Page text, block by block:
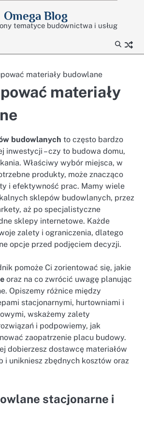
Omega Blog
tematyce budownictwa i usług
materiały budowlane
materiały
budowlanych to często bardzo
inwestycji – czy to budowa domu,
Właściwy wybór miejsca, w
produkty, może znacząco
i efektywność prac. Mamy wiele
sklepów budowlanych, przez
aż po specjalistyczne
sklepy internetowe. Każde
zalety i ograniczenia, dlatego
opcje przed podjęciem decyzji.
pomoże Ci zorientować się, jakie
oraz na co zwrócić uwagę planując
Opiszemy różnice między
stacjonarnymi, hurtowniami i
wskażemy zalety
i podpowiemy, jak
zaopatrzenie placu budowy.
dobierzesz dostawcę materiałów
i unikniesz zbędnych kosztów oraz
stacjonarne i